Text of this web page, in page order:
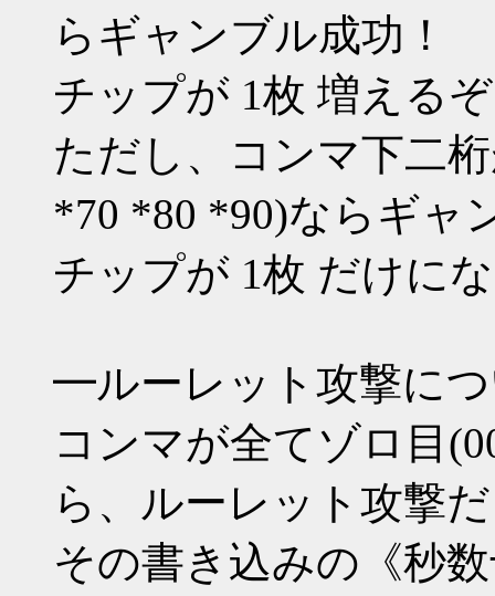
らギャンブル成功！
チップが 1枚 増える
ただし、コンマ下二
*70 *80 *90)ならギャ
チップが 1枚 だけに
━ルーレット攻撃に
コンマが全てゾロ目
ら、ルーレット攻撃
その書き込みの《秒